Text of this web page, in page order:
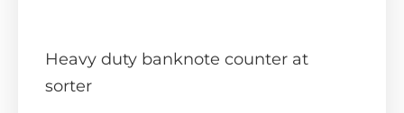
Heavy duty banknote counter at
sorter